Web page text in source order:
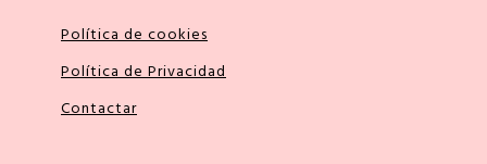
Política de cookies
Política de Privacidad
Contactar